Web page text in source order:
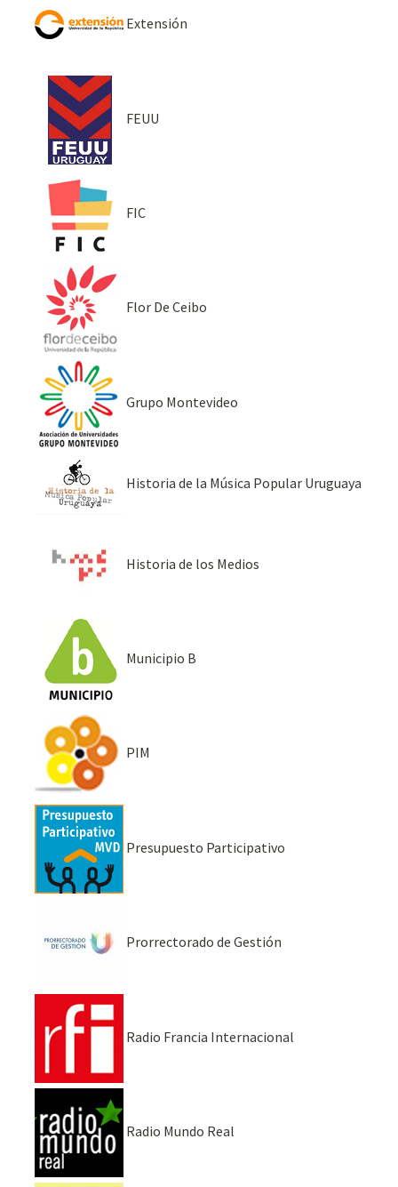
Extensión
FEUU
FIC
Flor De Ceibo
Grupo Montevideo
Historia de la Música Popular Uruguaya
Historia de los Medios
Municipio B
PIM
Presupuesto Participativo
Prorrectorado de Gestión
Radio Francia Internacional
Radio Mundo Real